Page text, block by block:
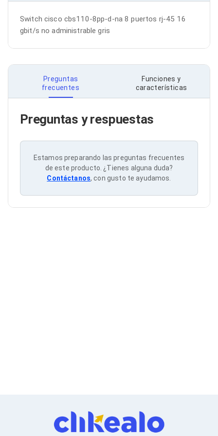
Adaptadores Video
Adaptadores Video DisplayPort
Divisores de Video
Adaptadores Video HDMI
Adaptadores Video DVI
Adaptadores Video VGA / HD15
Repetidores USB
Adaptadores Audio
Adaptadores Audio USB
Dispositivos de Entrada
Mousepads
Teclados
Teclados Numéricos
Controles de Juego para PC
Accesorios para Servidores
Racks y Gabinetes
Discos Duros Internos para Laptop
Switch cisco cbs110-8pp-d-na 8 puertos rj-45 16
gbit/s no administrable gris
Preguntas
frecuentes
Funciones y
características
Preguntas y respuestas
Estamos preparando las preguntas frecuentes
de este producto. ¿Tienes alguna duda?
Contáctanos, con gusto te ayudamos.